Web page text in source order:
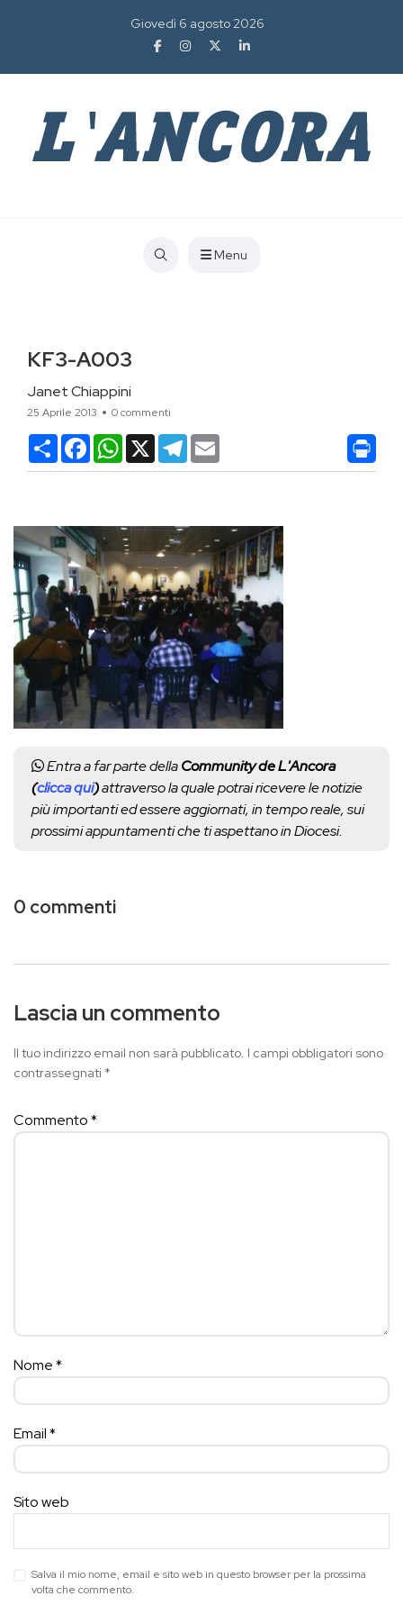
Giovedì 6 agosto 2026
Menu
KF3-A003
Janet Chiappini
25 Aprile 2013 0 commenti
CondividiFacebookWhatsApp
X Telegram
Entra a far parte dellaCommunity de L'Ancora
(clicca qui)attraverso la quale potrai ricevere le notizie
più importanti ed essere aggiornati, in tempo reale, sui
prossimi appuntamenti che ti aspettano in Diocesi.
0 commenti
Lascia un commento
Il tuo indirizzo email non sarà pubblicato. I campi obbligatori sono
contrassegnati *
Commento*
Nome*
Email*
Sito web
Salva il mio nome, email e sito web in questo browser per la prossima
volta che commento.